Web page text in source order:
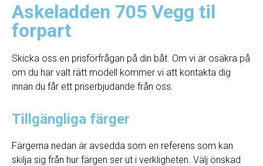
Askeladden 705 Vegg til
forpart
Skicka oss en prisförfrågan på din båt. Om vi ​​är osäkra på
om du har valt rätt modell kommer vi att kontakta dig
innan du får ett priserbjudande från oss.
Tillgängliga färger
Färgerna nedan är avsedda som en referens som kan
skilja sig från hur färgen ser ut i verkligheten. Välj önskad